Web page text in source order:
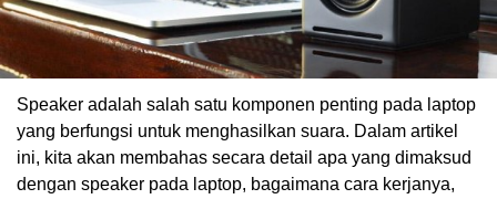
Speaker adalah salah satu komponen penting pada laptop
yang berfungsi untuk menghasilkan suara. Dalam artikel
ini, kita akan membahas secara detail apa yang dimaksud
dengan speaker pada laptop, bagaimana cara kerjanya,